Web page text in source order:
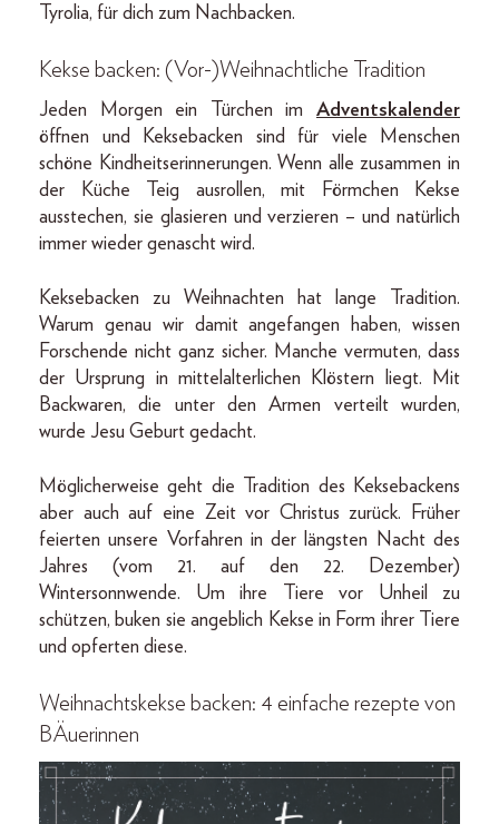
Tyrolia, für dich zum Nachbacken.
Kekse backen: (Vor-)Weihnachtliche Tradition
Jeden Morgen ein Türchen im Adventskalender
öffnen und Keksebacken sind für viele Menschen
schöne Kindheitserinnerungen. Wenn alle zusammen in
der Küche Teig ausrollen, mit Förmchen Kekse
ausstechen, sie glasieren und verzieren – und natürlich
immer wieder genascht wird.
Keksebacken zu Weihnachten hat lange Tradition.
Warum genau wir damit angefangen haben, wissen
Forschende nicht ganz sicher. Manche vermuten, dass
der Ursprung in mittelalterlichen Klöstern liegt. Mit
Backwaren, die unter den Armen verteilt wurden,
wurde Jesu Geburt gedacht.
Möglicherweise geht die Tradition des Keksebackens
aber auch auf eine Zeit vor Christus zurück. Früher
feierten unsere Vorfahren in der längsten Nacht des
Jahres (vom 21. auf den 22. Dezember)
Wintersonnwende. Um ihre Tiere vor Unheil zu
schützen, buken sie angeblich Kekse in Form ihrer Tiere
und opferten diese.
Weihnachtskekse backen: 4 einfache rezepte von
BÄuerinnen